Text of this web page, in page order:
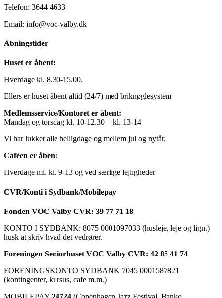
Telefon: 3644 4633
Email: info@voc-valby.dk
Åbningstider
Huset er åbent:
Hverdage kl. 8.30-15.00.
Ellers er huset åbent altid (24/7) med briknøglesystem
Medlemsservice/Kontoret er åbent:
Mandag og torsdag kl. 10-12.30 + kl. 13-14
Vi har lukket alle helligdage og mellem jul og nytår.
Caféen er åben:
Hverdage ml. kl. 9-13 og ved særlige lejligheder
CVR/Konti i Sydbank/Mobilepay
Fonden VOC Valby CVR: 39 77 71 18
KONTO I SYDBANK: 8075 0001097033 (husleje, leje og lign.)
husk at skriv hvad det vedrører.
Foreningen Seniorhuset VOC Valby CVR: 42 85 41 74
FORENINGSKONTO SYDBANK 7045 0001587821
(kontingenter, kursus, cafe m.m.)
MOBILEPAY 24724 (Copenhagen Jazz Festival, Banko,